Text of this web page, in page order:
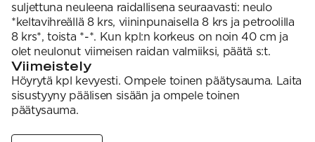
suljettuna neuleena raidallisena seuraavasti: neulo
*keltavihreällä 8 krs, viininpunaisella 8 krs ja petroolilla
8 krs*, toista *-*. Kun kpl:n korkeus on noin 40 cm ja
olet neulonut viimeisen raidan valmiiksi, päätä s:t.
Viimeistely
Höyrytä kpl kevyesti. Ompele toinen päätysauma. Laita
sisustyyny päälisen sisään ja ompele toinen
päätysauma.